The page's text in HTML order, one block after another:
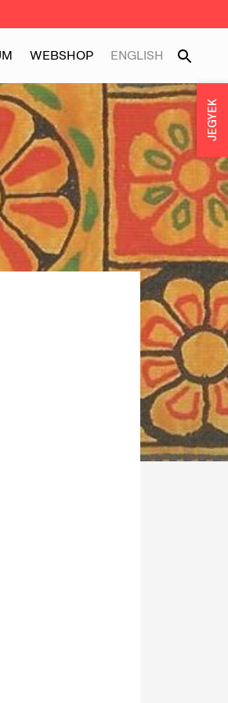
WEBSHOP ENGLISH
JEGYEK